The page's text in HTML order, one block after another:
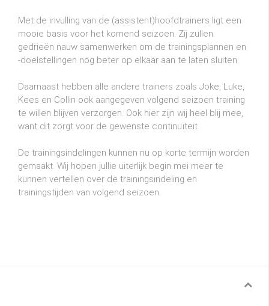
Met de invulling van de (assistent)hoofdtrainers ligt een
mooie basis voor het komend seizoen. Zij zullen
gedrieën nauw samenwerken om de trainingsplannen en
-doelstellingen nog beter op elkaar aan te laten sluiten.
Daarnaast hebben alle andere trainers zoals Joke, Luke,
Kees en Collin ook aangegeven volgend seizoen training
te willen blijven verzorgen. Ook hier zijn wij heel blij mee,
want dit zorgt voor de gewenste continuïteit.
De trainingsindelingen kunnen nu op korte termijn worden
gemaakt. Wij hopen jullie uiterlijk begin mei meer te
kunnen vertellen over de trainingsindeling en
trainingstijden van volgend seizoen.